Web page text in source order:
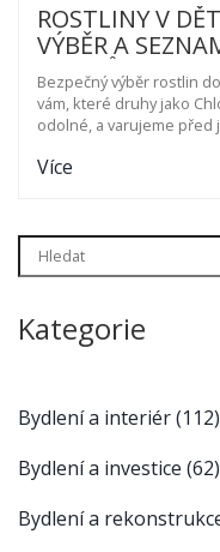
ROSTLINY V
VÝBĚR A
DRUHŮ
Bezpečný výběr rostlin
vám, které druhy jako
odolné, a varujeme před
Více
Kategorie
Bydlení a interiér(112)
Bydlení a investice (62)
Bydlení a